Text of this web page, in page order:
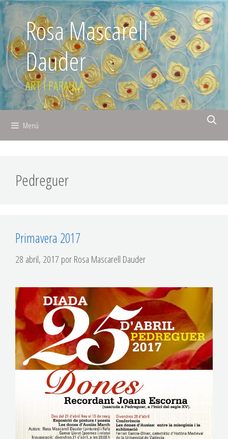
Rosa Mascarell
Dauder
ART I PARAULA
Menú
Pedreguer
Primavera 2017
28 abril, 2017 porRosa Mascarell Dauder